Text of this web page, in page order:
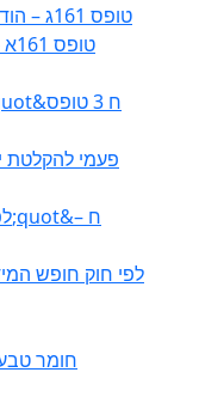
טופס 161ג – הודעה על חזרה מרצף פיצויים / קיצבה
טופס 161א – הודעת עובד עקב פרישה מעבודה
חומר